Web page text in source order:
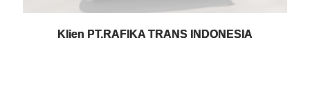
Klien PT.RAFIKA TRANS INDONESIA